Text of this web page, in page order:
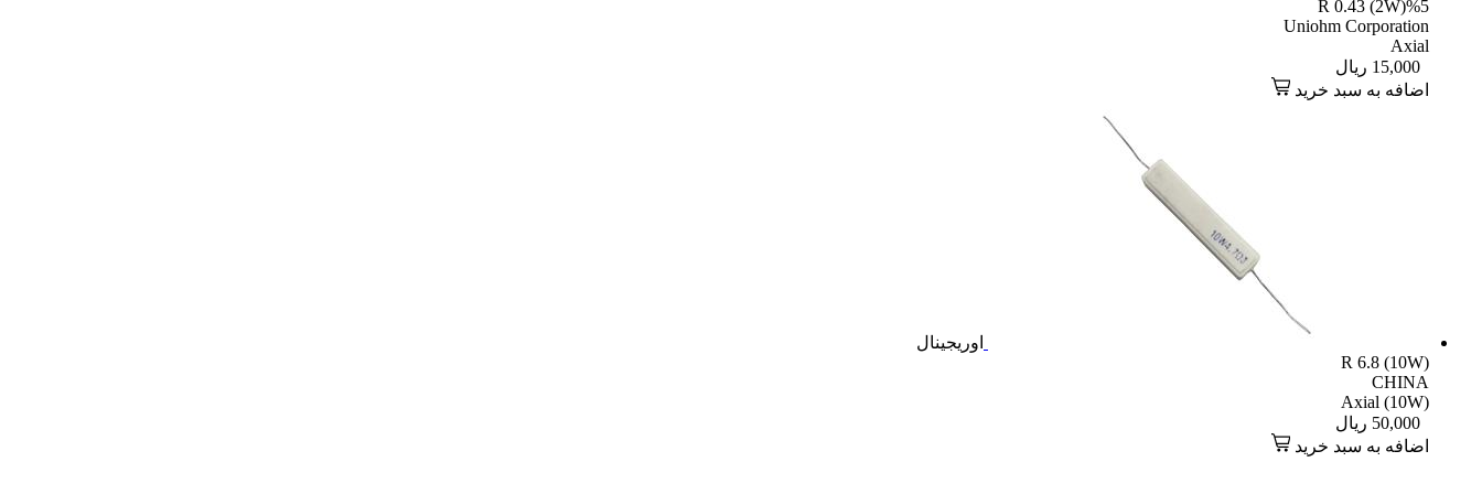
R 0.43 (2W)%5
Uniohm Corporation
Axial
15,000 ریال
اضافه به سبد خرید
اوریجینال
R 6.8 (10W)
CHINA
Axial (10W)
50,000 ریال
اضافه به سبد خرید